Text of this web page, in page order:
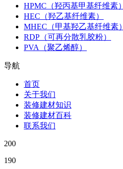
HPMC（羟丙基甲基纤维素）
HEC（羟乙基纤维素）
MHEC（甲基羟乙基纤维素）
RDP（可再分散乳胶粉）
PVA（聚乙烯醇）
导航
首页
关于我们
装修建材知识
装修建材百科
联系我们
200
190